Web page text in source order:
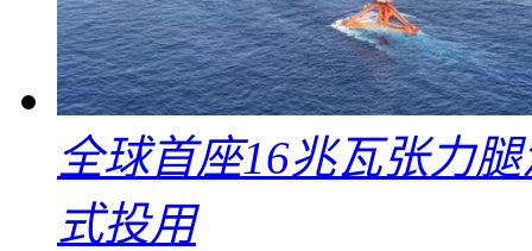
全球首座16兆瓦张力
式投用